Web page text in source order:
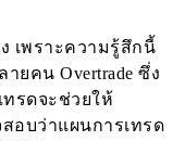
เพราะความรู้สึกนี้
ยคน Overtrade ซึ่ง
ทรดจะช่วยให้
อบว่าแผนการเทรด